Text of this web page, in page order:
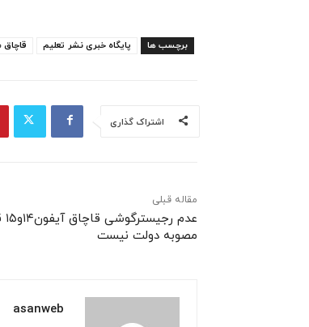
برچسب ها پایگاه خبری نشر تعلیم
اشتراک گذاری
مقاله قبلی
مصوبه دولت نیست
asanweb